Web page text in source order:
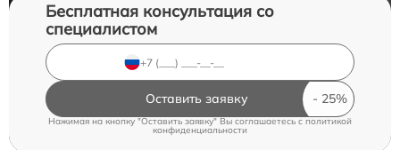
Бесплатная консультация со
специалистом
Оставить заявку
Нажимая на кнопку "Оставить заявку" Вы соглашаетесь c политикой
конфиденциальности